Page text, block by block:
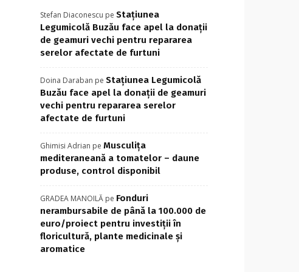
Stefan Diaconescu pe Stațiunea
Legumicolă Buzău face apel la donații
de geamuri vechi pentru repararea
serelor afectate de furtuni
Doina Daraban pe Stațiunea Legumicolă
Buzău face apel la donații de geamuri
vechi pentru repararea serelor
afectate de furtuni
Ghimisi Adrian pe Musculița
mediteraneană a tomatelor – daune
produse, control disponibil
GRADEA MANOILĂ pe Fonduri
nerambursabile de până la 100.000 de
euro/proiect pentru investiţii în
floricultură, plante medicinale şi
aromatice